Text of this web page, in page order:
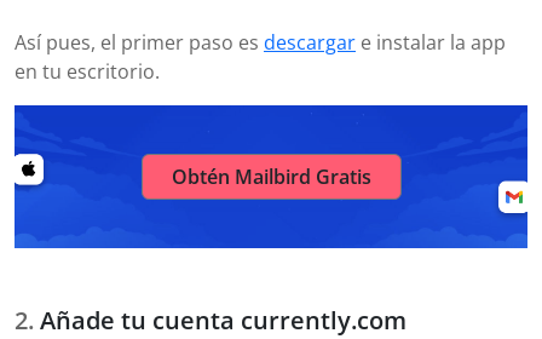
Así pues, el primer paso es descargar e instalar la app
en tu escritorio.
Obtén Mailbird Gratis
Añade tu cuenta currently.com